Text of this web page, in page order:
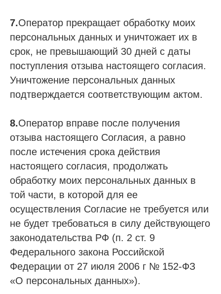
7.Оператор прекращает обработку моих
персональных данных и уничтожает их в
срок, не превышающий 30 дней с даты
поступления отзыва настоящего согласия.
Уничтожение персональных данных
подтверждается соответствующим актом.
8.Оператор вправе после получения
отзыва настоящего Согласия, а равно
после истечения срока действия
настоящего согласия, продолжать
обработку моих персональных данных в
той части, в которой для ее
осуществления Согласие не требуется или
не будет требоваться в силу действующего
законодательства РФ (п. 2 ст. 9
Федерального закона Российской
Федерации от 27 июля 2006 г № 152-ФЗ
«О персональных данных»).